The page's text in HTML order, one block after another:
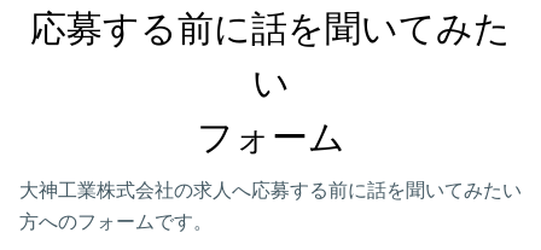
応募する前に話を聞いてみた
い
フォーム
大神工業株式会社の求人へ応募する前に話を聞いてみたい
方へのフォームです。